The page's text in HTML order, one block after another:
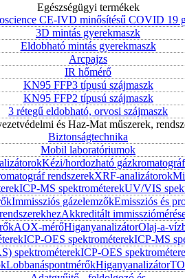
Egészségügyi termékek
CE-IVD minősítésű COVID 19
3D mintás gyerekmaszk
Eldobható mintás gyerekmaszk
Arcpajzs
IR hőmérő
KN95 FFP3 típusú szájmaszk
KN95 FFP2 típusú szájmaszk
3 rétegű eldobható, orvosi szájmaszk
és Haz-Mat műszerek,
Biztonságtechnika
Mobil laboratóriumok
Kézi/hordozható
rendszerekXRF-analizátorok
ICP-MS spektrométerekUV/VIS
Immissziós gázelemzőkEmissziós és
Akkreditált
AOX-mérőHiganyanalizátorOlaj-a-
ICP-OES spektrométerekICP-MS
spektrométerekICP-OES
LobbanáspontmérőkHiganyanalizátor